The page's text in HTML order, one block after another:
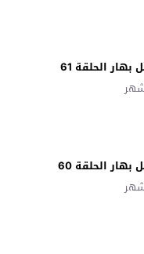
الحلقة 61
الحلقة 60